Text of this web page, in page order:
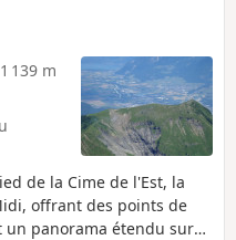
139 m
de la Cime de l'Est, la
offrant des points de
un panorama étendu sur